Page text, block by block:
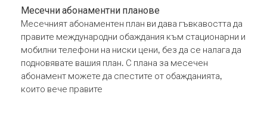
Месечни абонаментни планове
Месечният абонаментен план ви дава гъвкавостта да
правите международни обаждания към стационарни и
мобилни телефони на ниски цени, без да се налага да
подновявате вашия план. С плана за месечен
абонамент можете да спестите от обажданията,
които вече правите